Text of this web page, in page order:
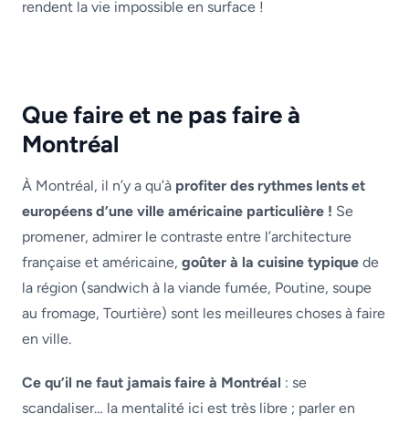
rendent la vie impossible en surface !
Que faire et ne pas faire à
Montréal
À Montréal, il n’y a qu’à profiter des rythmes lents et
européens d’une ville américaine particulière ! Se
promener, admirer le contraste entre l’architecture
française et américaine, goûter à la cuisine typique de
la région (sandwich à la viande fumée, Poutine, soupe
au fromage, Tourtière) sont les meilleures choses à faire
en ville.
Ce qu’il ne faut jamais faire à Montréal : se
scandaliser… la mentalité ici est très libre ; parler en